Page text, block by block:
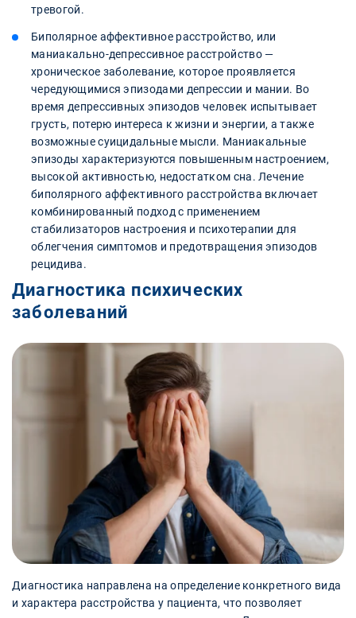
тревогой.
Биполярное аффективное расстройство, или
маниакально-депрессивное расстройство —
хроническое заболевание, которое проявляется
чередующимися эпизодами депрессии и мании. Во
время депрессивных эпизодов человек испытывает
грусть, потерю интереса к жизни и энергии, а также
возможные суицидальные мысли. Маниакальные
эпизоды характеризуются повышенным настроением,
высокой активностью, недостатком сна. Лечение
биполярного аффективного расстройства включает
комбинированный подход с применением
стабилизаторов настроения и психотерапии для
облегчения симптомов и предотвращения эпизодов
рецидива.
Диагностика психических
заболеваний
Диагностика направлена на определение конкретного вида
и характера расстройства у пациента, что позволяет